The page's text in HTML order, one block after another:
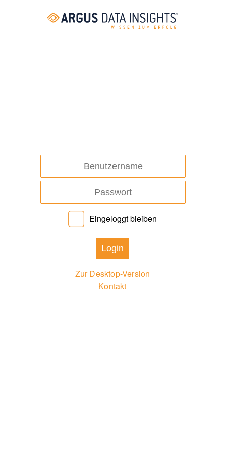
Eingeloggt bleiben
Login
Zur Desktop-Version
Kontakt